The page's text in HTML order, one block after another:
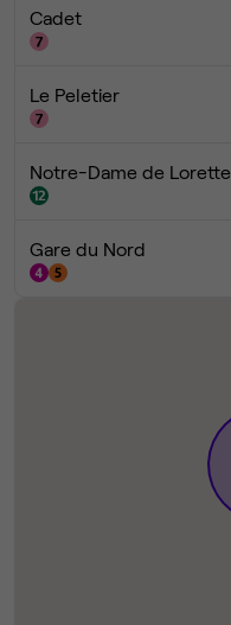
Cadet
Le Peletier
Notre-Dame de Lorette
Gare du Nord